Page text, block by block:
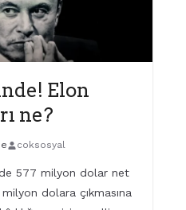
Elon
ne?
coksosyal
577 milyon dolar net
dolara çıkmasına